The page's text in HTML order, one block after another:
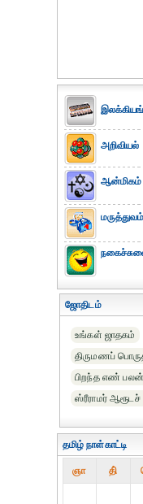
அறிவியல்
ஆன்மிகம்
மருத்துவம்
ஜோதிடம்
உங்கள் ஜாதகம்
திருமணப்
பிறந்த எண்
ஸ்ரீராமர் ஆரூடச்
தமிழ் நாள்காட்டி
ஞா தி்